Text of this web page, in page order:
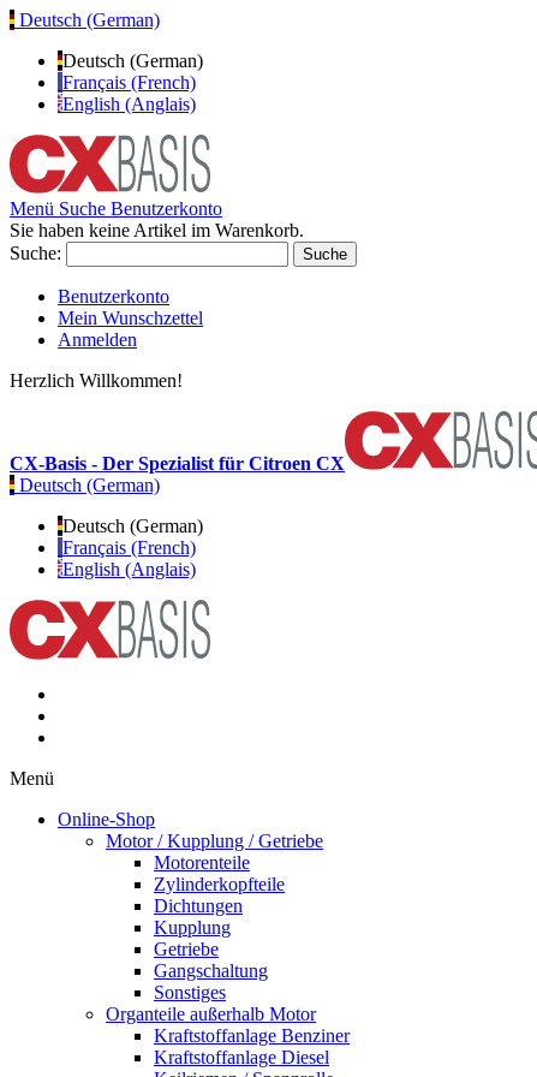
Deutsch (German)
Deutsch (German)
Français (French)
English (Anglais)
Menü Suche Benutzerkonto
Sie haben keine Artikel im Warenkorb.
Suche:
Suche
Benutzerkonto
Mein Wunschzettel
Anmelden
Herzlich Willkommen!
CX-Basis - Der Spezialist für Citroen CX
Deutsch (German)
Deutsch (German)
Français (French)
English (Anglais)
Menü
Online-Shop
Motor / Kupplung / Getriebe
Motorenteile
Zylinderkopfteile
Dichtungen
Kupplung
Getriebe
Gangschaltung
Sonstiges
Organteile außerhalb Motor
Kraftstoffanlage Benziner
Kraftstoffanlage Diesel